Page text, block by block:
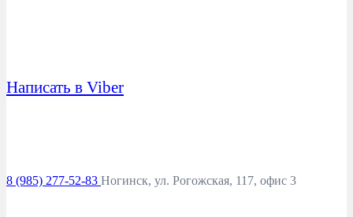
Написать в Viber
8 (985) 277-52-83 Ногинск, ул. Рогожская, 117, офис 3